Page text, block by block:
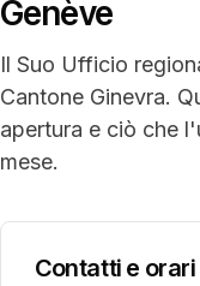
Genève
Il Suo Ufficio
Cantone Ginevra.
apertura e ciò che
mese.
Contatti e